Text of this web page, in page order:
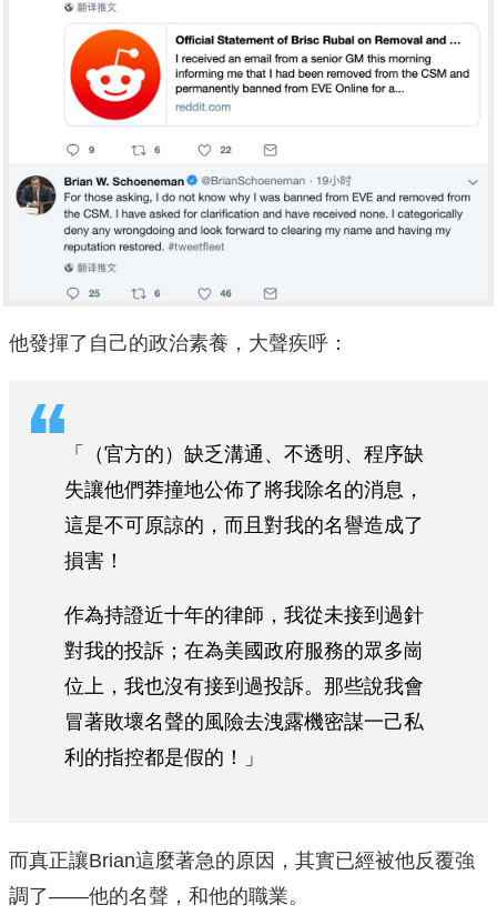
他發揮了自己的政治素養，大聲疾呼：
「（官方的）缺乏溝通、不透明、程序缺
失讓他們莽撞地公佈了將我除名的消息，
這是不可原諒的，而且對我的名譽造成了
損害！
作為持證近十年的律師，我從未接到過針
對我的投訴；在為美國政府服務的眾多崗
位上，我也沒有接到過投訴。那些說我會
冒著敗壞名聲的風險去洩露機密謀一己私
利的指控都是假的！」
而真正讓Brian這麼著急的原因，其實已經被他反覆強
調了——他的名聲，和他的職業。